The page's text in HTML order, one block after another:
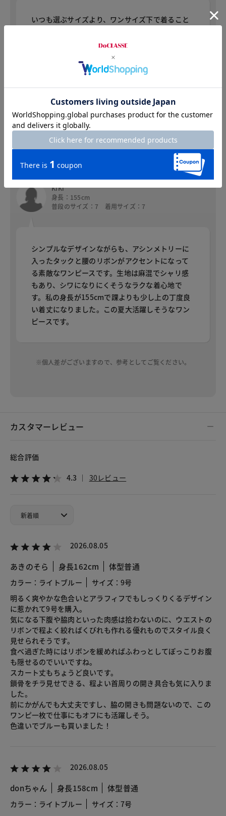
いつも選ぶサイズより、ワンサイズ下で着ること
とも思いましたが、それ以外のデザインがシンプ
ルなので大人可愛く着られると思います。身長が
１５６ｃｍなので、着丈は長めのくるぶし上10ｃ
生地で且つ、手洗い可の商品なので家でお手入れ
できるのもポイント高いです。２００イエローを
試着しましたが、卵の黄身のようなかわいい色で
した。
KiKi
身長：155cm
普段のサイズ：7 着用サイズ：7
シンプルなデザインながらも、アシンメトリーに
入ったタックと腰のリボンがアクセントになって
る素敵なワンピースです。生地は麻混でシャリ感
もあり、シワになりにくそうなラクな着心地で
す。私の身長が155cmで踝よりも少し上の丁度良
い着丈になりました。この夏大活躍しそうなワン
ピースです。
※個人差がございますので、参考としてご覧ください。
カスタマーレビュー
総合評価
4.3 30レビュー
2026.08.05
あきのそら 身長162cm 体型普通
カラー：ライトブルー
サイズ：9号
明るく爽やかな色合いとアラフィフでもしっくりくるデザイン
に惹かれて9号を購入。
気になる下腹や脇肉といった肉感は拾わないのに、ウエストの
リボンで程よく絞ればくびれも作れる優れものでスタイル良く
見せられそうです。
食べ過ぎた時にはリボンを緩めればふわっとしてぽっこりお腹
も隠せるのでいいですね。
スカート丈もちょうど良いです。
鎖骨をチラ見せできる、程よい首周りの開き具合も気に入りま
した。
前にかがんでも大丈夫ですし、脇の開きも問題ないので、この
ワンピ一枚で仕事にもオフにも活躍しそう。
色違いでブルーも買いました！
2026.08.05
donちゃん 身長158cm 体型普通
カラー：ライトブルー
サイズ：7号